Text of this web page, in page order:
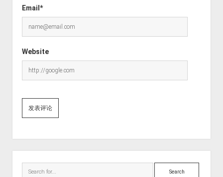
Email*
Website
Search